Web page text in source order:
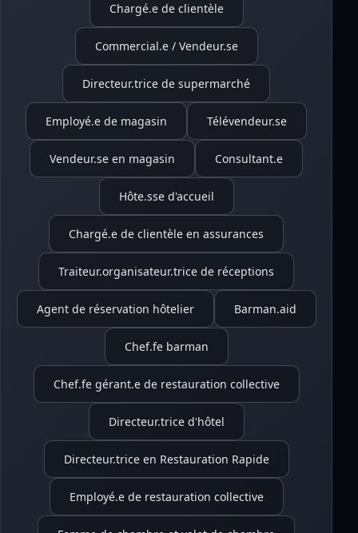
Chargé.e de clientèle
Commercial.e / Vendeur.se
Directeur.trice de supermarché
Employé.e de magasin Télévendeur.se
Vendeur.se en magasin Consultant.e
Hôte.sse d'accueil
Chargé.e de clientèle en assurances
Traiteur.organisateur.trice de réceptions
Agent de réservation hôtelier Barman.aid
Chef.fe barman
Chef.fe gérant.e de restauration collective
Directeur.trice d'hôtel
Directeur.trice en Restauration Rapide
Employé.e de restauration collective